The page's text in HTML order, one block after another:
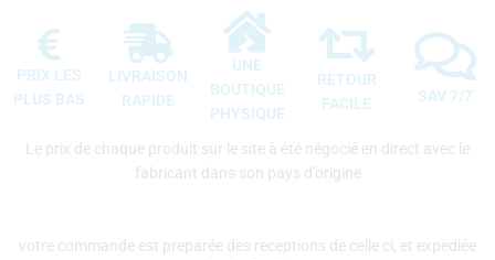
PRIX LES
PLUS BAS
LIVRAISON
RAPIDE
UNE
BOUTIQUE
PHYSIQUE
RETOUR
FACILE
SAV 7/7
Le prix de chaque produit sur le site à été négocié en direct avec le
fabricant dans son pays d’origine
votre commande est preparée des receptions de celle ci, et expediée